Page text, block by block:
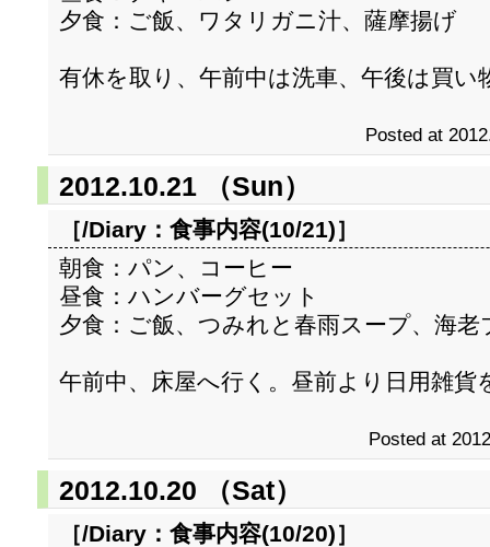
夕食：ご飯、ワタリガニ汁、薩摩揚げ
有休を取り、午前中は洗車、午後は買い
Posted at
2012.10.21 （Sun）
［/Diary： 食事内容(10/21)］
朝食：パン、コーヒー
昼食：ハンバーグセット
夕食：ご飯、つみれと春雨スープ、海
午前中、床屋へ行く。昼前より日用雑貨
Posted at
2012.10.20 （Sat）
［/Diary： 食事内容(10/20)］